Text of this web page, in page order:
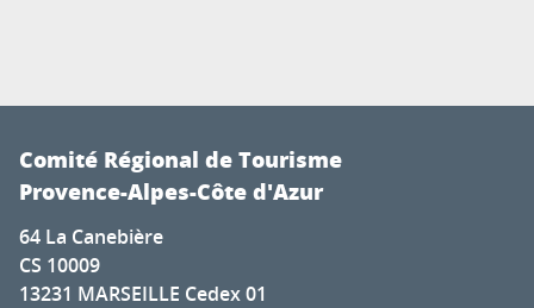
Comité Régional de Tourisme
Provence-Alpes-Côte d'Azur
64 La Canebière
CS 10009
13231 MARSEILLE Cedex 01